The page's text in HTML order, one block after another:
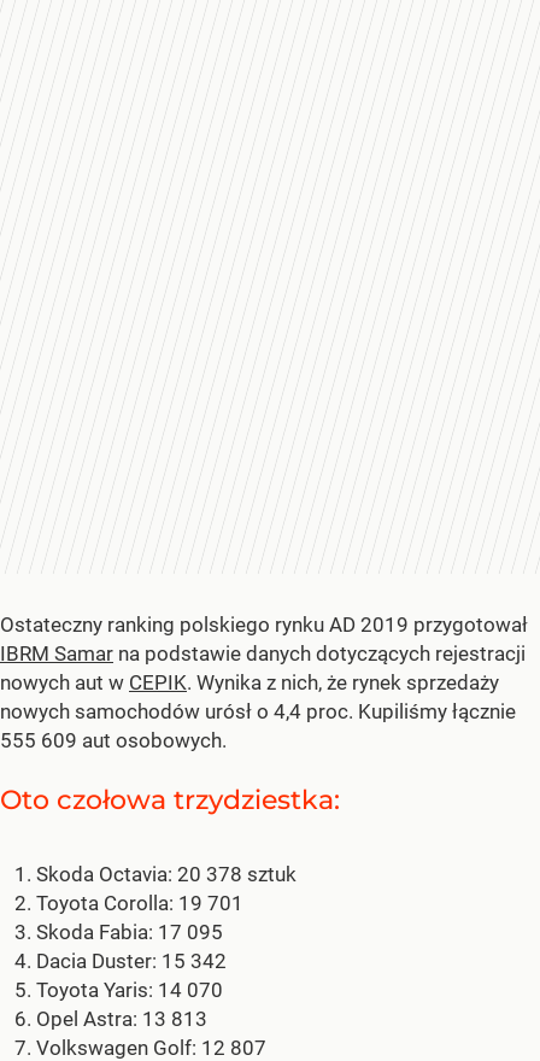
Ostateczny ranking polskiego rynku AD 2019 przygotował
IBRM Samar na podstawie danych dotyczących rejestracji
nowych aut w CEPIK. Wynika z nich, że rynek sprzedaży
nowych samochodów urósł o 4,4 proc. Kupiliśmy łącznie
555 609 aut osobowych.
Oto czołowa trzydziestka:
Skoda Octavia: 20 378 sztuk
Toyota Corolla: 19 701
Skoda Fabia: 17 095
Dacia Duster: 15 342
Toyota Yaris: 14 070
Opel Astra: 13 813
Volkswagen Golf: 12 807